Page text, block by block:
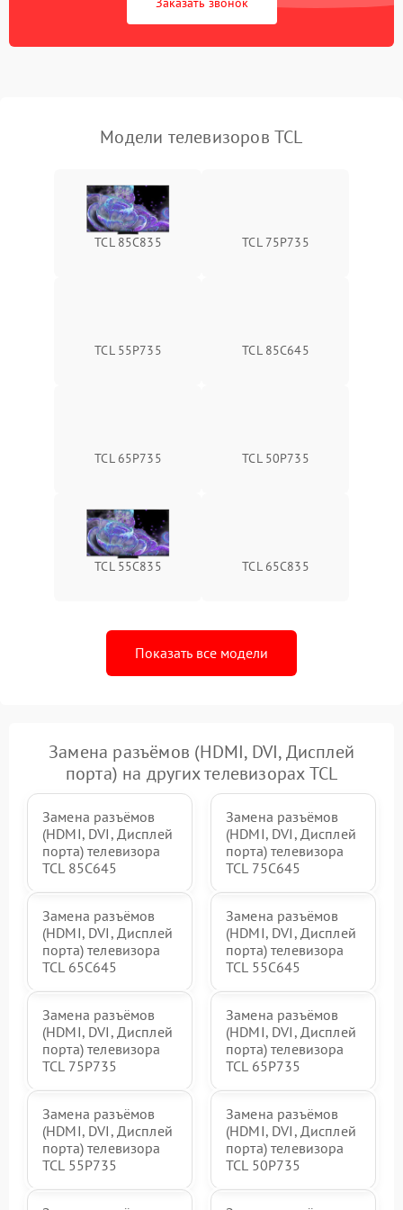
Модели телевизоров TCL
TCL 85C835 TCL 75P735
TCL 55P735 TCL 85C645
TCL 65P735 TCL 50P735
TCL 55C835 TCL 65C835
Показать все модели
Замена разъёмов (HDMI, DVI, Дисплей
порта) на других телевизорах TCL
Замена разъёмов
(HDMI, DVI, Дисплей
порта) телевизора
TCL 85C645
Замена разъёмов
(HDMI, DVI, Дисплей
порта) телевизора
TCL 75C645
Замена разъёмов
(HDMI, DVI, Дисплей
порта) телевизора
TCL 65C645
Замена разъёмов
(HDMI, DVI, Дисплей
порта) телевизора
TCL 55C645
Замена разъёмов
(HDMI, DVI, Дисплей
порта) телевизора
TCL 75P735
Замена разъёмов
(HDMI, DVI, Дисплей
порта) телевизора
TCL 65P735
Замена разъёмов
(HDMI, DVI, Дисплей
порта) телевизора
TCL 55P735
Замена разъёмов
(HDMI, DVI, Дисплей
порта) телевизора
TCL 50P735